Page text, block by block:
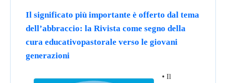
Il significato più importante è offerto dal tema
dell’abbraccio: la Rivista come segno della
cura educativopastorale verso le giovani
generazioni
• Il